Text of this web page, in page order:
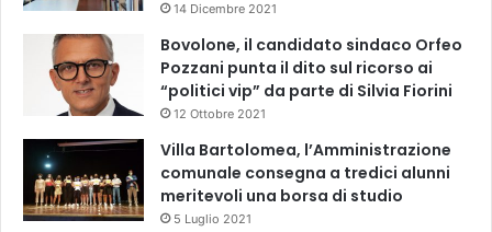
14 Dicembre 2021
Bovolone, il candidato sindaco Orfeo
Pozzani punta il dito sul ricorso ai
“politici vip” da parte di Silvia Fiorini
12 Ottobre 2021
Villa Bartolomea, l’Amministrazione
comunale consegna a tredici alunni
meritevoli una borsa di studio
5 Luglio 2021